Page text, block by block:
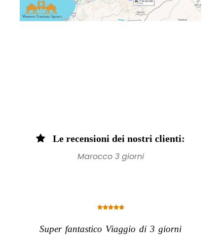
Le recensioni dei nostri clienti:
Marocco 3 giorni
Super fantastico Viaggio di 3 giorni